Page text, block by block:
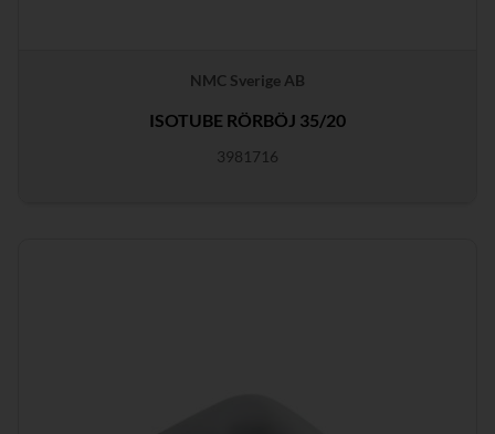
NMC Sverige AB
ISOTUBE RÖRBÖJ 35/20
3981716